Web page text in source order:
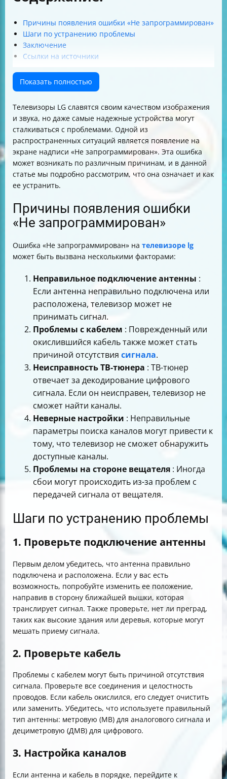
Причины появления ошибки «Не запрограммирован»
Шаги по устранению проблемы
Заключение
Ссылки на источники
Показать полностью
Телевизоры LG славятся своим качеством изображения
и звука, но даже самые надежные устройства могут
сталкиваться с проблемами. Одной из
распространенных ситуаций является появление на
экране надписи «Не запрограммирован». Эта ошибка
может возникать по различным причинам, и в данной
статье мы подробно рассмотрим, что она означает и как
ее устранить.
Причины появления ошибки
«Не запрограммирован»
Ошибка «Не запрограммирован» на телевизоре lg
может быть вызвана несколькими факторами:
Неправильное подключение антенны :
Если антенна неправильно подключена или
расположена, телевизор может не
принимать сигнал.
Проблемы с кабелем : Поврежденный или
окислившийся кабель также может стать
причиной отсутствия сигнала.
Неисправность ТВ-тюнера : ТВ-тюнер
отвечает за декодирование цифрового
сигнала. Если он неисправен, телевизор не
сможет найти каналы.
Неверные настройки : Неправильные
параметры поиска каналов могут привести к
тому, что телевизор не сможет обнаружить
доступные каналы.
Проблемы на стороне вещателя : Иногда
сбои могут происходить из-за проблем с
передачей сигнала от вещателя.
Шаги по устранению проблемы
1. Проверьте подключение антенны
Первым делом убедитесь, что антенна правильно
подключена и расположена. Если у вас есть
возможность, попробуйте изменить ее положение,
направив в сторону ближайшей вышки, которая
транслирует сигнал. Также проверьте, нет ли преград,
таких как высокие здания или деревья, которые могут
мешать приему сигнала.
2. Проверьте кабель
Проблемы с кабелем могут быть причиной отсутствия
сигнала. Проверьте все соединения и целостность
проводов. Если кабель окислился, его следует очистить
или заменить. Убедитесь, что используете правильный
тип антенны: метровую (МВ) для аналогового сигнала и
дециметровую (ДМВ) для цифрового.
3. Настройка каналов
Если антенна и кабель в порядке, перейдите к